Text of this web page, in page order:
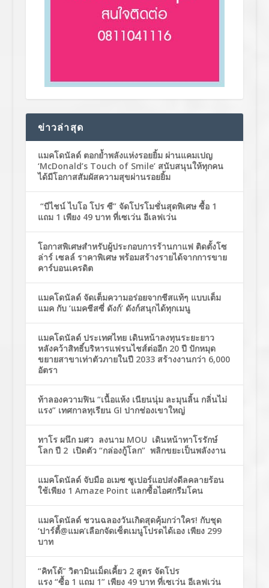
ข่าวล่าสุด
แมคโดนัลด์ ตอกย้ำพลังแห่งรอยยิ้ม ผ่านแคมเปญ
‘McDonald’s Touch of Smile’ สนับสนุนให้ทุกคน
ได้มีโอกาสสัมผัสความสุขผ่านรอยยิ้ม
“บีไชน์ ไบโอ โปร ซี” จัดโปรโมชั่นสุดพิเศษ ซื้อ 1
แถม 1 เพียง 49 บาท ที่เซเว่น อีเลฟเว่น
โอกาสพิเศษสำหรับผู้ประกอบการร้านกาแฟ ติดตั้งโซ
ล่าร์ เซลล์ ราคาพิเศษ พร้อมสร้างรายได้จากการขาย
คาร์บอนเครดิต
แมคโดนัลด์ จัดเต็มความอร่อยจากชีสแท้ๆ แบบเต็ม
แมค กับ ‘แมคชีสซี่ ดังก์’ ดังก์สนุกได้ทุกเมนู
แมคโดนัลด์ ประเทศไทย เดินหน้าลงทุนระยะยาว
หลังคว้าสิทธิ์บริหารแฟรนไชส์ต่ออีก 20 ปี ปักหมุด
ขยายสาขาเท่าตัวภายในปี 2033 สร้างงานกว่า 6,000
อัตรา
ท้าลองความฟิน “เนื้อแห้ง เนียนนุ่ม ละมุนลิ้น กลิ่นไม่
แรง” เทศกาลทุเรียน GI ปากช่องเขาใหญ่
ทาโร ผนึก มศว ลงนาม MOU เดินหน้าทาโรรักษ์
โลก ปี 2 เปิดตัว “กล่องกู้โลก” พลิกขยะเป็นพลังงาน
แมคโดนัลด์ จับมือ อเมซ ซูเปอร์แอปส่งดีลคลายร้อน
ใช้เพียง 1 Amaze Point แลกซื้อไอศกรีมโคน
แมคโดนัลด์ ชวนฉลองวันเกิดสุดคุ้มกว่าใคร! กับชุด
‘ปาร์ตี้@แมค’เลือกจัดเซ็ตเมนูโปรดได้เอง เพียง 299
บาท
“คิทโด้” วิตามินเม็ดเคี้ยว 2 สูตร จัดโปร
แรง “ซื้อ 1 แถม 1” เพียง 49 บาท ที่เซเว่น อีเลฟเว่น